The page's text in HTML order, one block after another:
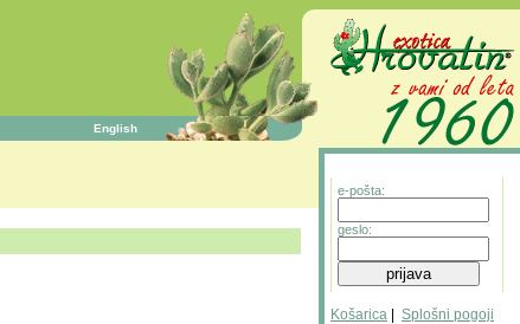
English
e-pošta:
geslo:
Košarica Splošni pogoji